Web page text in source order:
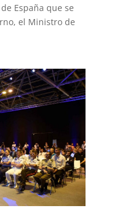
España que se
el Ministro de